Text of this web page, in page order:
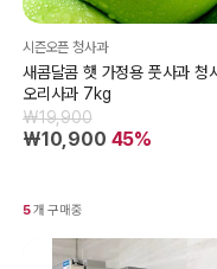
시즌오픈 청사과
새콤달콤 햇 가정용 풋사과 청
오리사과 7kg
₩19,900
₩10,900 45%
5개 구매중